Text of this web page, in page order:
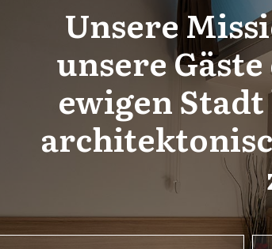
Unsere
unsere
ewigen